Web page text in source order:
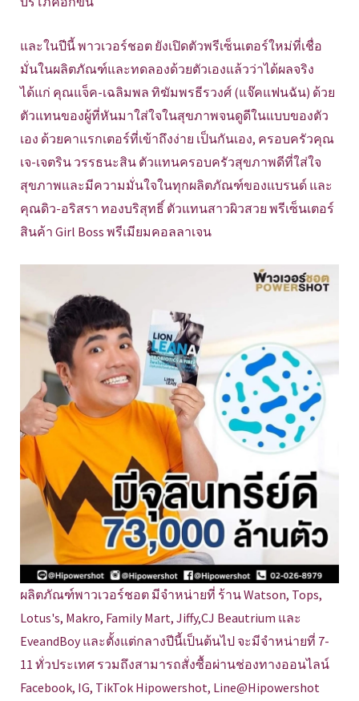
และในปีนี้ พาวเวอร์ชอต ยังเปิดตัวพรีเซ็นเตอร์ใหม่ที่เชื่อ
มั่นในผลิตภัณฑ์และทดลองด้วยตัวเองแล้วว่าได้ผลจริง
ได้แก่ คุณแจ็ค-เฉลิมพล ทิฆัมพรธีรวงศ์ (แจ๊คแฟนฉัน) ด้วย
ตัวแทนของผู้ที่หันมาใส่ใจในสุขภาพจนดูดีในแบบของตัว
เอง ด้วยคาแรกเตอร์ที่เข้าถึงง่าย เป็นกันเอง, ครอบครัวคุณ
เจ-เจตริน วรรธนะสิน ตัวแทนครอบครัวสุขภาพดีที่ใส่ใจ
สุขภาพและมีความมั่นใจในทุกผลิตภัณฑ์ของแบรนด์ และ
คุณดิว-อริสรา ทองบริสุทธิ์ ตัวแทนสาวผิวสวย พรีเซ็นเตอร์
สินค้า Girl Boss พรีเมียมคอลลาเจน
ผลิตภัณฑ์พาวเวอร์ชอต มีจำหน่ายที่ ร้าน Watson, Tops,
Lotus's, Makro, Family Mart, Jiffy,CJ Beautrium และ
EveandBoy และตั้งแต่กลางปีนี้เป็นต้นไป จะมีจำหน่ายที่ 7-
11 ทั่วประเทศ รวมถึงสามารถสั่งซื้อผ่านช่องทางออนไลน์
Facebook, IG, TikTok Hipowershot, Line@Hipowershot